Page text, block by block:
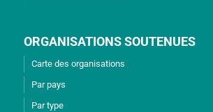
ORGANISATIONS SOUTENUES
Carte des organisations
Par pays
Par type